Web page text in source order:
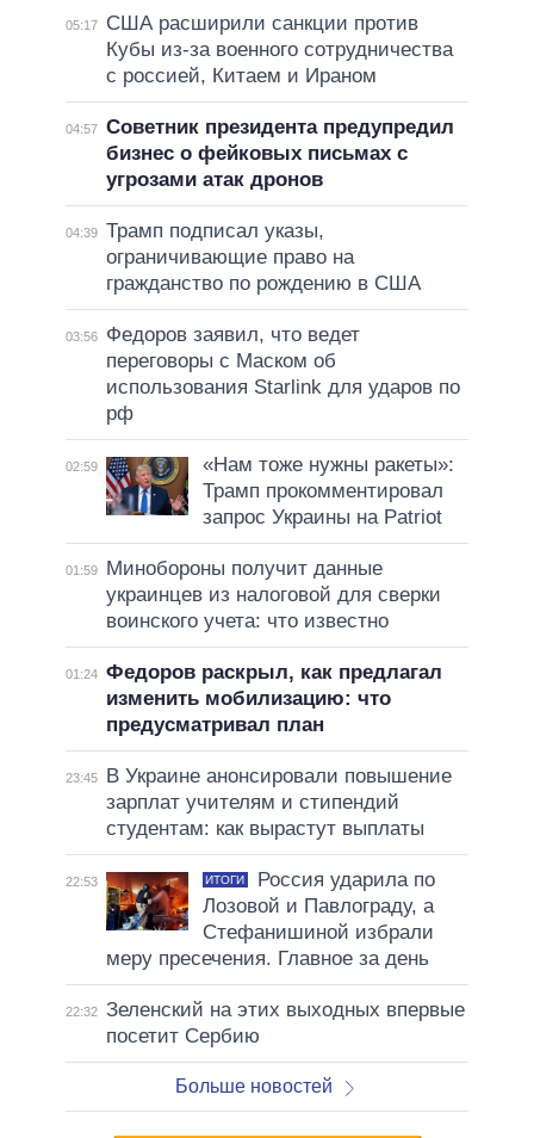
05:17
США расширили санкции против
Кубы из-за военного сотрудничества
с россией, Китаем и Ираном
04:57 Советник президента предупредил
бизнес о фейковых письмах с
угрозами атак дронов
04:39 Трамп подписал указы,
ограничивающие право на
гражданство по рождению в США
03:56
Федоров заявил, что ведет
переговоры с Маском об
использования Starlink для ударов по
рф
02:59
«Нам тоже нужны ракеты»:
Трамп прокомментировал
запрос Украины на Patriot
01:59
Минобороны получит данные
украинцев из налоговой для сверки
воинского учета: что известно
01:24 Федоров раскрыл, как предлагал
изменить мобилизацию: что
предусматривал план
23:45
В Украине анонсировали повышение
зарплат учителям и стипендий
студентам: как вырастут выплаты
22:53 ИТОГИ
Россия ударила по
Лозовой и Павлограду, а
Стефанишиной избрали
меру пресечения. Главное за день
22:32 Зеленский на этих выходных впервые
посетит Сербию
Больше новостей